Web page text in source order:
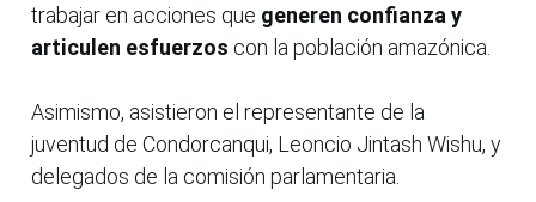
trabajar en acciones que generen confianza y
articulen esfuerzos con la población amazónica.
Asimismo, asistieron el representante de la
juventud de Condorcanqui, Leoncio Jintash Wishu, y
delegados de la comisión parlamentaria.